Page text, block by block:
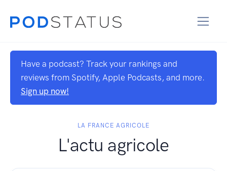
Have a podcast? Track your rankings and
reviews from Spotify, Apple Podcasts, and more.
Sign up now!
LA FRANCE AGRICOLE
L'actu agricole